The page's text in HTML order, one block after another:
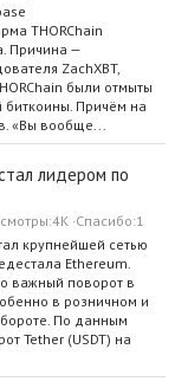
THORChain
Причина —
ZachXBT,
были отмыты
биткоины. Причём на
«Вы вообще...
лидером по
4K Спасибо 1
крупнейшей сетью
Ethereum.
важный поворот в
в розничном и
По данным
Tether (USDT) на